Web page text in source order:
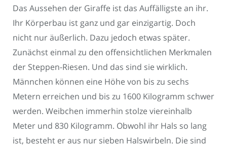
Das Aussehen der Giraffe ist das Auffälligste an ihr.
Ihr Körperbau ist ganz und gar einzigartig. Doch
nicht nur äußerlich. Dazu jedoch etwas später.
Zunächst einmal zu den offensichtlichen Merkmalen
der Steppen-Riesen. Und das sind sie wirklich.
Männchen können eine Höhe von bis zu sechs
Metern erreichen und bis zu 1600 Kilogramm schwer
werden. Weibchen immerhin stolze viereinhalb
Meter und 830 Kilogramm. Obwohl ihr Hals so lang
ist, besteht er aus nur sieben Halswirbeln. Die sind